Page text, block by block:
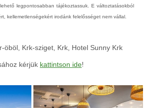
legpontosabban tájékoztassuk. E változtatásokból
kellemetlenségekért irodánk felelősséget nem vállal.
öböl, Krk-sziget, Krk, Hotel Sunny Krk
kérjük kattintson ide!